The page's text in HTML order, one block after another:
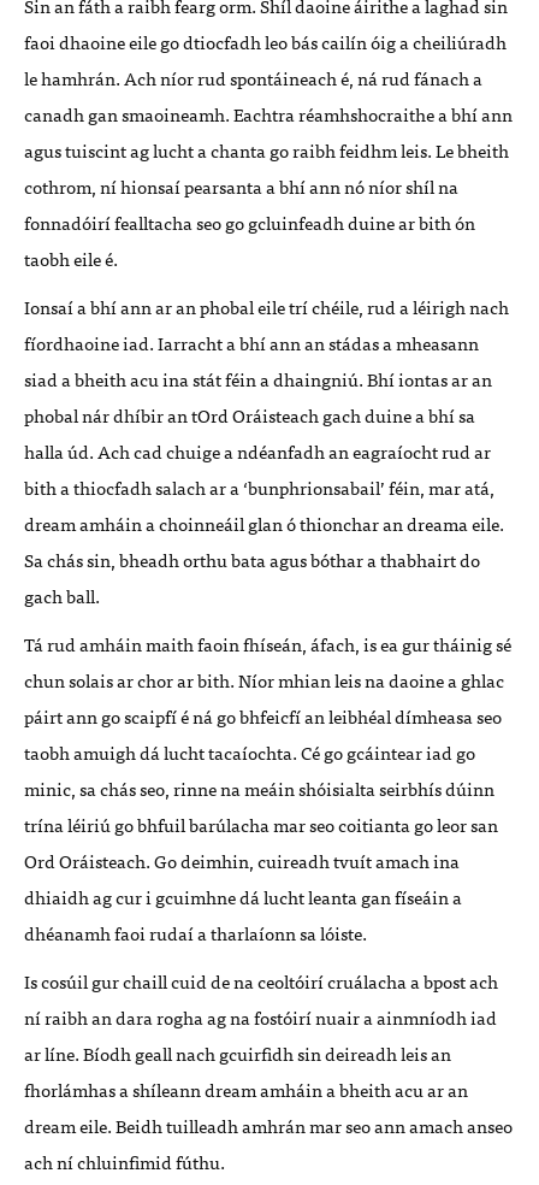
faoi dhaoine eile go dtiocfadh leo bás cailín óig a cheiliúradh
le hamhrán. Ach níor rud spontáineach é, ná rud fánach a
canadh gan smaoineamh. Eachtra réamhshocraithe a bhí ann
agus tuiscint ag lucht a chanta go raibh feidhm leis. Le bheith
cothrom, ní hionsaí pearsanta a bhí ann nó níor shíl na
fonnadóirí fealltacha seo go gcluinfeadh duine ar bith ón
taobh eile é.
Ionsaí a bhí ann ar an phobal eile trí chéile, rud a léirigh nach
fíordhaoine iad. Iarracht a bhí ann an stádas a mheasann
siad a bheith acu ina stát féin a dhaingniú. Bhí iontas ar an
phobal nár dhíbir an tOrd Oráisteach gach duine a bhí sa
halla úd. Ach cad chuige a ndéanfadh an eagraíocht rud ar
bith a thiocfadh salach ar a ‘bunphrionsabail’ féin, mar atá,
dream amháin a choinneáil glan ó thionchar an dreama eile.
Sa chás sin, bheadh orthu bata agus bóthar a thabhairt do
gach ball.
Tá rud amháin maith faoin fhíseán, áfach, is ea gur tháinig sé
chun solais ar chor ar bith. Níor mhian leis na daoine a ghlac
páirt ann go scaipfí é ná go bhfeicfí an leibhéal dímheasa seo
taobh amuigh dá lucht tacaíochta. Cé go gcáintear iad go
minic, sa chás seo, rinne na meáin shóisialta seirbhís dúinn
trína léiriú go bhfuil barúlacha mar seo coitianta go leor san
Ord Oráisteach. Go deimhin, cuireadh tvuít amach ina
dhiaidh ag cur i gcuimhne dá lucht leanta gan físeáin a
dhéanamh faoi rudaí a tharlaíonn sa lóiste.
Is cosúil gur chaill cuid de na ceoltóirí cruálacha a bpost ach
ní raibh an dara rogha ag na fostóirí nuair a ainmníodh iad
ar líne. Bíodh geall nach gcuirfidh sin deireadh leis an
fhorlámhas a shíleann dream amháin a bheith acu ar an
dream eile. Beidh tuilleadh amhrán mar seo ann amach anseo
ach ní chluinfimid fúthu.